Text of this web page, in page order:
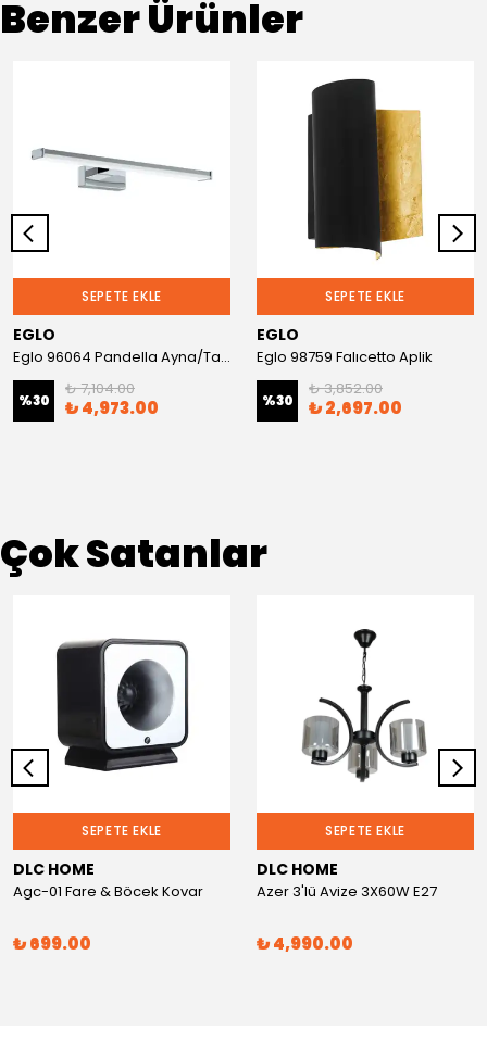
Benzer Ürünler
SEPETE EKLE
EGLO
Eglo 96064 Pandella Ayna/Tablo Aplik
%30
₺ 7,104.00
₺ 4,973.00
SEPETE EKLE
EGLO
Eglo 98759 Falıcetto Aplik
%30
₺ 3,852.00
₺ 2,697.00
Çok Satanlar
SEPETE EKLE
DLC HOME
Agc-01 Fare & Böcek Kovar
₺ 699.00
SEPETE EKLE
DLC HOME
Azer 3'lü Avize 3X60W E27
₺ 4,990.00